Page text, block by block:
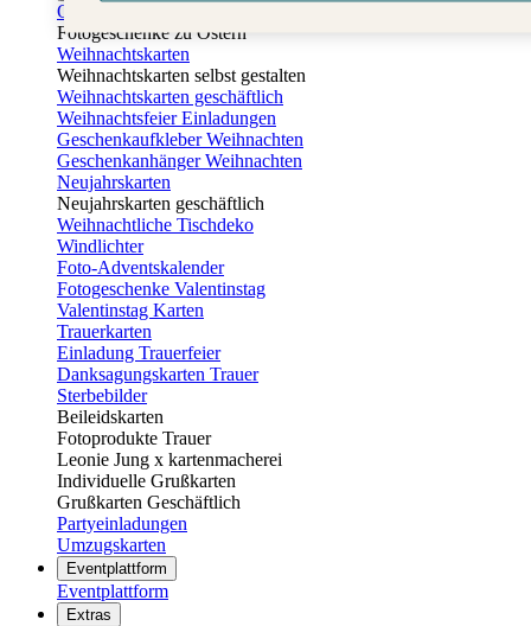
Osterkarten
Fotogeschenke zu Ostern
Weihnachtskarten
Weihnachtskarten selbst gestalten
Weihnachtskarten geschäftlich
Weihnachtsfeier Einladungen
Geschenkaufkleber Weihnachten
Geschenkanhänger Weihnachten
Neujahrskarten
Neujahrskarten geschäftlich
Weihnachtliche Tischdeko
Windlichter
Foto-Adventskalender
Fotogeschenke Valentinstag
Valentinstag Karten
Trauerkarten
Einladung Trauerfeier
Danksagungskarten Trauer
Sterbebilder
Beileidskarten
Fotoprodukte Trauer
Leonie Jung x kartenmacherei
Individuelle Grußkarten
Grußkarten Geschäftlich
Partyeinladungen
Umzugskarten
Eventplattform
Eventplattform
Extras